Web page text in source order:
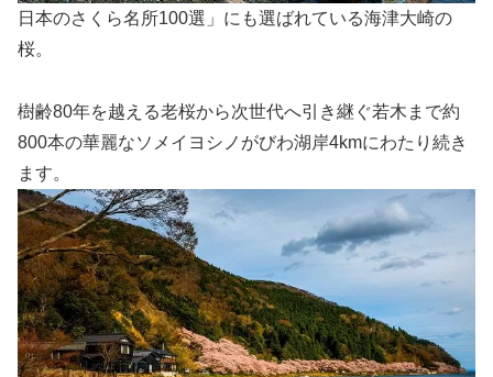
日本のさくら名所100選」にも選ばれている海津大崎の
桜。
樹齢80年を越える老桜から次世代へ引き継ぐ若木まで約
800本の華麗なソメイヨシノがびわ湖岸4kmにわたり続き
ます。